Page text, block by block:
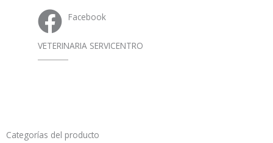
Facebook
VETERINARIA SERVICENTRO
Categorías del producto